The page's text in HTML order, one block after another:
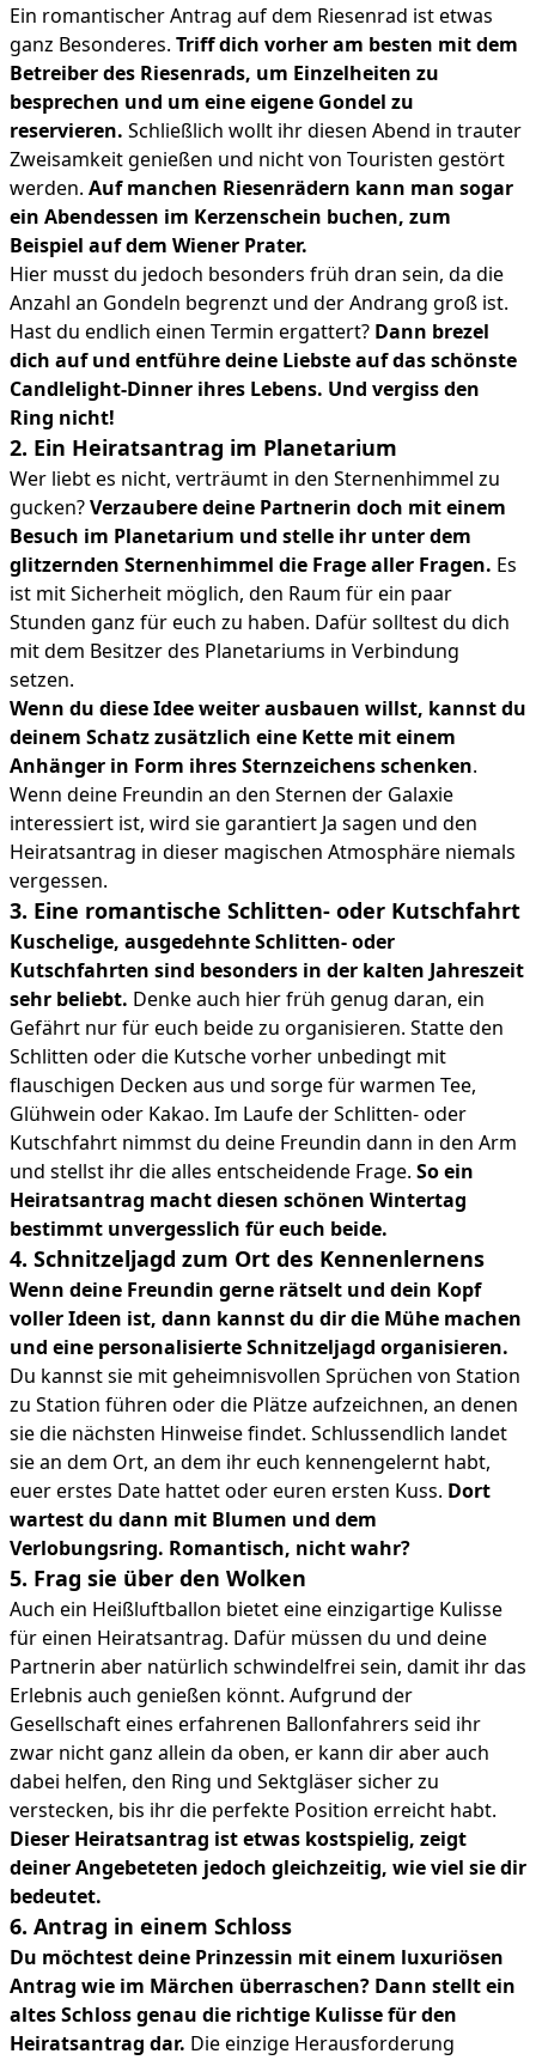
Ein romantischer Antrag auf dem Riesenrad ist etwas
ganz Besonderes. Triff dich vorher am besten mit dem
Betreiber des Riesenrads, um Einzelheiten zu
besprechen und um eine eigene Gondel zu
reservieren. Schließlich wollt ihr diesen Abend in trauter
Zweisamkeit genießen und nicht von Touristen gestört
werden. Auf manchen Riesenrädern kann man sogar
ein Abendessen im Kerzenschein buchen, zum
Beispiel auf dem Wiener Prater.
Hier musst du jedoch besonders früh dran sein, da die
Anzahl an Gondeln begrenzt und der Andrang groß ist.
Hast du endlich einen Termin ergattert? Dann brezel
dich auf und entführe deine Liebste auf das schönste
Candlelight-Dinner ihres Lebens. Und vergiss den
Ring nicht!
2. Ein Heiratsantrag im Planetarium
Wer liebt es nicht, verträumt in den Sternenhimmel zu
gucken?Verzaubere deine Partnerin doch mit einem
Besuch im Planetarium und stelle ihr unter dem
glitzernden Sternenhimmel die Frage aller Fragen. Es
ist mit Sicherheit möglich, den Raum für ein paar
Stunden ganz für euch zu haben. Dafür solltest du dich
mit dem Besitzer des Planetariums in Verbindung
setzen.
Wenn du diese Idee weiter ausbauen willst, kannst du
deinem Schatz zusätzlich eine Kette mit einem
Anhänger in Form ihres Sternzeichens schenken.
Wenn deine Freundin an den Sternen der Galaxie
interessiert ist, wird sie garantiert Ja sagen und den
Heiratsantrag in dieser magischen Atmosphäre niemals
vergessen.
3. Eine romantische Schlitten- oder Kutschfahrt
Kuschelige, ausgedehnte Schlitten- oder
Kutschfahrten sind besonders in der kalten Jahreszeit
sehr beliebt. Denke auch hier früh genug daran, ein
Gefährt nur für euch beide zu organisieren. Statte den
Schlitten oder die Kutsche vorher unbedingt mit
flauschigen Decken aus und sorge für warmen Tee,
Glühwein oder Kakao. Im Laufe der Schlitten- oder
Kutschfahrt nimmst du deine Freundin dann in den Arm
und stellst ihr die alles entscheidende Frage. So ein
Heiratsantrag macht diesen schönen Wintertag
bestimmt unvergesslich für euch beide.
4. Schnitzeljagd zum Ort des Kennenlernens
Wenn deine Freundin gerne rätselt und dein Kopf
voller Ideen ist, dann kannst du dir die Mühe machen
und eine personalisierte Schnitzeljagd organisieren.
Du kannst sie mit geheimnisvollen Sprüchen von Station
zu Station führen oder die Plätze aufzeichnen, an denen
sie die nächsten Hinweise findet. Schlussendlich landet
sie an dem Ort, an dem ihr euch kennengelernt habt,
euer erstes Date hattet oder euren ersten Kuss. Dort
wartest du dann mit Blumen und dem
Verlobungsring. Romantisch, nicht wahr?
5. Frag sie über den Wolken
Auch ein Heißluftballon bietet eine einzigartige Kulisse
für einen Heiratsantrag. Dafür müssen du und deine
Partnerin aber natürlich schwindelfrei sein, damit ihr das
Erlebnis auch genießen könnt. Aufgrund der
Gesellschaft eines erfahrenen Ballonfahrers seid ihr
zwar nicht ganz allein da oben, er kann dir aber auch
dabei helfen, den Ring und Sektgläser sicher zu
verstecken, bis ihr die perfekte Position erreicht habt.
Dieser Heiratsantrag ist etwas kostspielig, zeigt
deiner Angebeteten jedoch gleichzeitig, wie viel sie dir
bedeutet.
6. Antrag in einem Schloss
Du möchtest deine Prinzessin mit einem luxuriösen
Antrag wie im Märchen überraschen? Dann stellt ein
altes Schloss genau die richtige Kulisse für den
Heiratsantrag dar. Die einzige Herausforderung